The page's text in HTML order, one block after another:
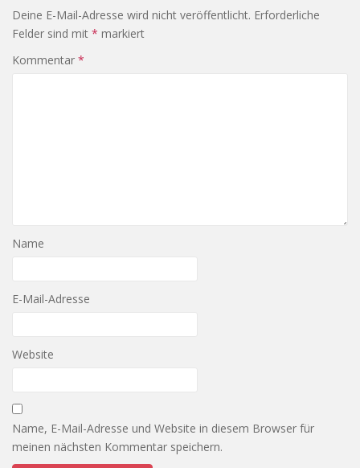
Deine E-Mail-Adresse wird nicht veröffentlicht. Erforderliche
Felder sind mit * markiert
Kommentar *
Name
E-Mail-Adresse
Website
Name, E-Mail-Adresse und Website in diesem Browser für
meinen nächsten Kommentar speichern.